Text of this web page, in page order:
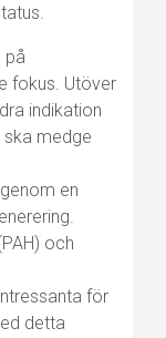
på
fokus. Utöver
indikation
medge
en
och
för
detta